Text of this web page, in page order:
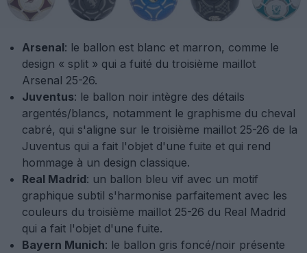
Arsenal: le ballon est blanc et marron, comme le
design « split » qui a fuité du troisième maillot
Arsenal 25-26.
Juventus: le ballon noir intègre des détails
argentés/blancs, notamment le graphisme du cheval
cabré, qui s'aligne sur le troisième maillot 25-26 de la
Juventus qui a fait l'objet d'une fuite et qui rend
hommage à un design classique.
Real Madrid: un ballon bleu vif avec un motif
graphique subtil s'harmonise parfaitement avec les
couleurs du troisième maillot 25-26 du Real Madrid
qui a fait l'objet d'une fuite.
Bayern Munich: le ballon gris foncé/noir présente